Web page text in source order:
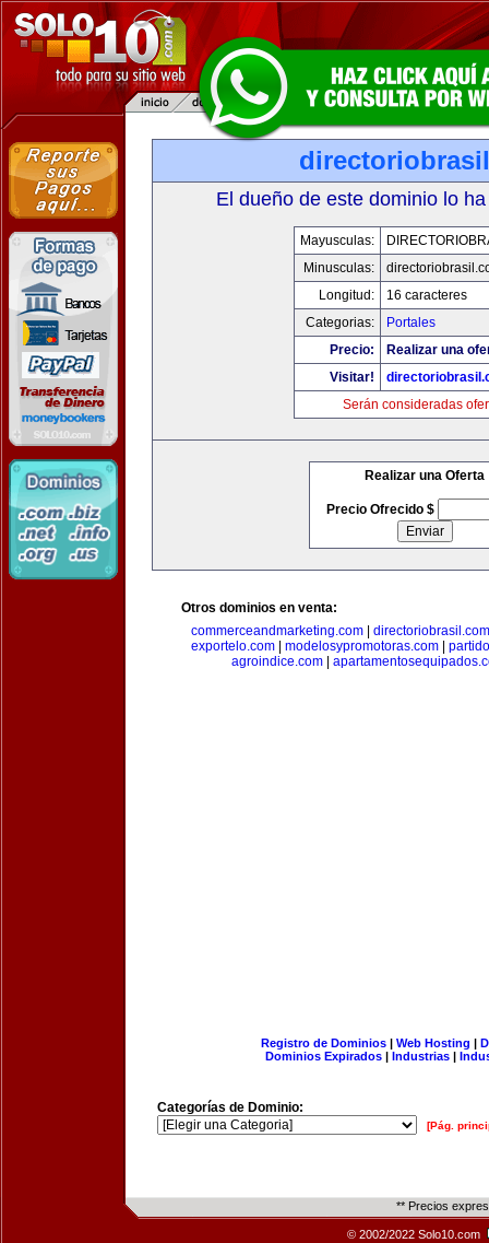
El dueño de este dominio lo
Mayusculas:
Minusculas:
Longitud:
16 caracteres
Categorias:
Portales
Precio:
Realizar una
Visitar!
Serán consideradas
Realizar una Oferta
Precio Ofrecido $
Otros dominios en venta:
commerceandmarketing.com| directoriobrasil.com
exportelo.com
modelosypromotoras.com
agroindice.com
Registro de Dominios| Web Hosting |
Dominios Expirados | Industrias |
Categorías de Dominio:
[Pág.
** Precios
© 2002/2022 Solo10.com